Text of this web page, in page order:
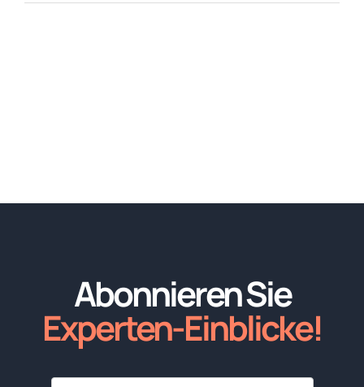
Abonnieren Sie
Experten-Einblicke!